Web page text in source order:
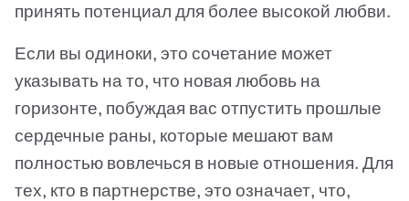
принять потенциал для более высокой любви.
Если вы одиноки, это сочетание может
указывать на то, что новая любовь на
горизонте, побуждая вас отпустить прошлые
сердечные раны, которые мешают вам
полностью вовлечься в новые отношения. Для
тех, кто в партнерстве, это означает, что,